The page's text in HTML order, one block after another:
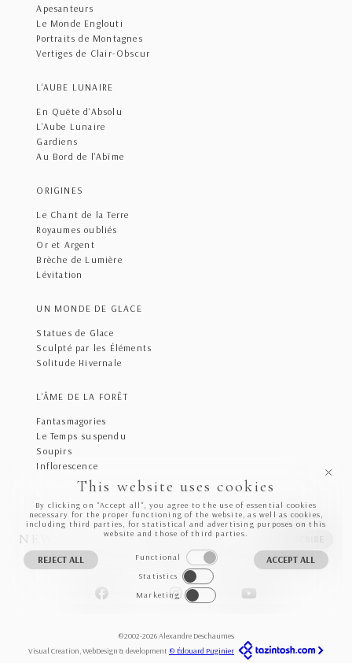
Apesanteurs
Le Monde Englouti
Portraits de Montagnes
Vertiges de Clair-Obscur
L'AUBE LUNAIRE
En Quête d'Absolu
L'Aube Lunaire
Gardiens
Au Bord de l'Abîme
ORIGINES
Le Chant de la Terre
Royaumes oubliés
Or et Argent
Brèche de Lumière
Lévitation
UN MONDE DE GLACE
Statues de Glace
Sculpté par les Éléments
Solitude Hivernale
L'ÂME DE LA FORÊT
Fantasmagories
Le Temps suspendu
Soupirs
Inflorescence
NEWSLETTER
©2002-2026 Alexandre Deschaumes
Visual Creation, WebDesign & development © Édouard Puginier
This website uses cookies
By clicking on "Accept all", you agree to the use of essential cookies
necessary for the proper functioning of the website, as well as cookies,
including third parties, for statistical and advertising purposes on this
website and those of third parties.
REJECT ALL
Functional
Statistics
Marketing
ACCEPT ALL